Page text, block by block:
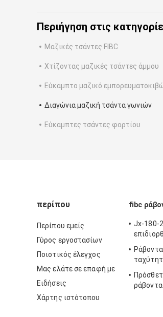
Περιήγηση στις
Μαζικές τσάντες FIBC
Χτίζοντας μαζικές τσάντες άμμου
Εύκαμπτο μαζικό
Διαγώνια μαζική τσάντα γωνιών
Εύκαμπτες τσάντες φορτίου
περίπου
Περίπου εμείς
Γύρος εργοστασίων
Ποιοτικός έλεγχος
Μας ελάτε σε επαφή με
Ειδήσεις
Χάρτης ιστότοπου
fibc
Jx-180-